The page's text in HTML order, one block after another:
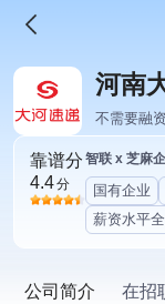
河南
不需要融
靠谱分
4.4分
智联 x 芝麻
国有企业
薪资水平
公司简介 在招